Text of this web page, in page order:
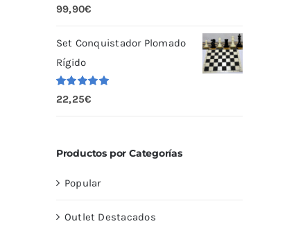
Valorado
con 5.00
99,90€
Set Conquistador Plomado
Rígido
Valorado
con
5.00
22,25€
Productos por Categorías
Popular
Outlet Destacados